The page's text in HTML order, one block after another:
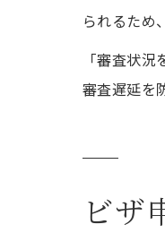
られるため
「審査状
審査遅延を
ビザ